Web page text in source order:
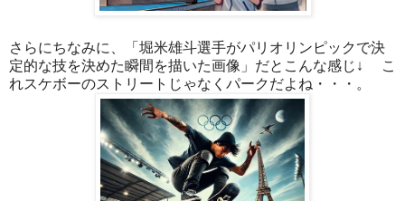
さらにちなみに、「堀米雄斗選手がパリオリンピックで決
定的な技を決めた瞬間を描いた画像」だとこんな感じ↓ こ
れスケボーのストリートじゃなくパークだよね・・・。